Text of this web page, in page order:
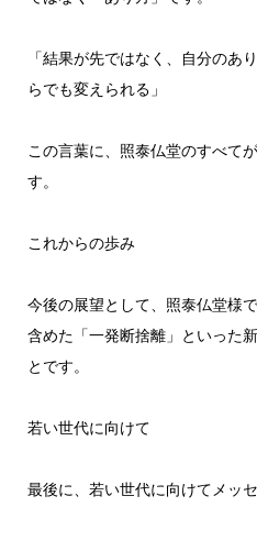
「結果が先ではなく、自分のあ
らでも変えられる」
この言葉に、照泰仏堂のすべて
す。
これからの歩み
今後の展望として、照泰仏堂様
含めた「一発断捨離」といった
とです。
若い世代に向けて
最後に、若い世代に向けてメッ